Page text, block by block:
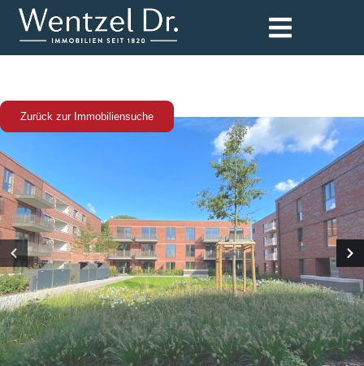
Zurück zur Immobiliensuche